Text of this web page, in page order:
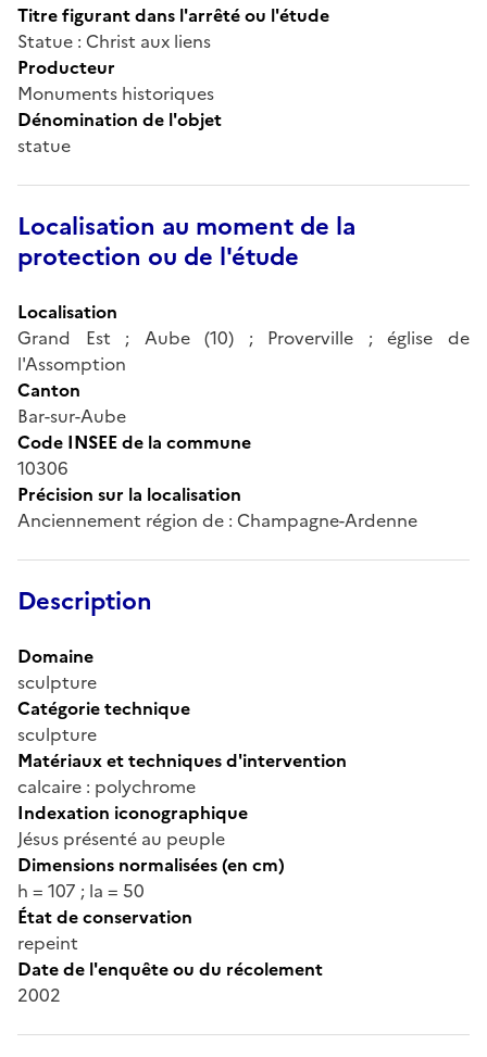
Titre figurant dans l'arrêté ou l'étude
Statue : Christ aux liens
Producteur
Monuments historiques
Dénomination de l'objet
statue
Localisation au moment de la
protection ou de l'étude
Localisation
Grand Est ; Aube (10) ; Proverville ; église de
l'Assomption
Canton
Bar-sur-Aube
Code INSEE de la commune
10306
Précision sur la localisation
Anciennement région de : Champagne-Ardenne
Description
Domaine
sculpture
Catégorie technique
sculpture
Matériaux et techniques d'intervention
calcaire : polychrome
Indexation iconographique
Jésus présenté au peuple
Dimensions normalisées (en cm)
h = 107 ; la = 50
État de conservation
repeint
Date de l'enquête ou du récolement
2002